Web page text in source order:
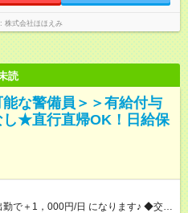
株式会社ほほえみ
読
な警備員＞＞有給付与
し★直行直帰OK！日給保
＋1，000円/日 になります♪ ◆交通